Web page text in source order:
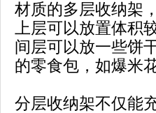
材质的多层收纳架
上层可以放置体积
间层可以放一些饼
的零食包，如爆米
分层收纳架不仅能